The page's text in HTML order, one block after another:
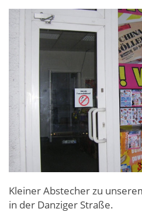
Kleiner Abstecher zu
in der Danziger Straße.